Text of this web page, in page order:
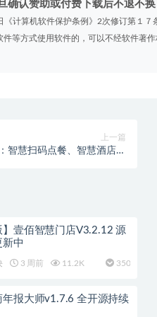
确认赞助或付费下载后不退不换
《计算机软件保护条例》2次修订第１
等方式使用软件的，可以不经软件著
上一篇
智慧扫码点餐、智慧酒店宾
】壹佰智慧门店V3.2.12 源
新中
3 周前 11.2K 350
年报大师v1.7.6 全开源持续